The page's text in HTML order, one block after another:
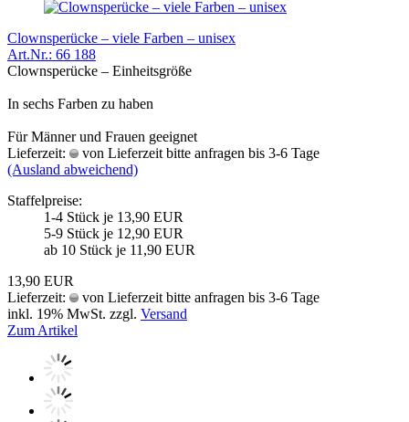
Clownsperücke – viele Farben – unisex
Art.Nr.: 66 188
Clownsperücke – Einheitsgröße
In sechs Farben zu haben
Für Männer und Frauen geeignet
Lieferzeit:
von Lieferzeit bitte anfragen bis 3-6 Tage
(Ausland abweichend)
Staffelpreise:
1-4 Stück je 13,90 EUR
5-9 Stück je 12,90 EUR
ab 10 Stück je 11,90 EUR
13,90 EUR
Lieferzeit:
von Lieferzeit bitte anfragen bis 3-6 Tage
inkl. 19% MwSt. zzgl. Versand
Zum Artikel